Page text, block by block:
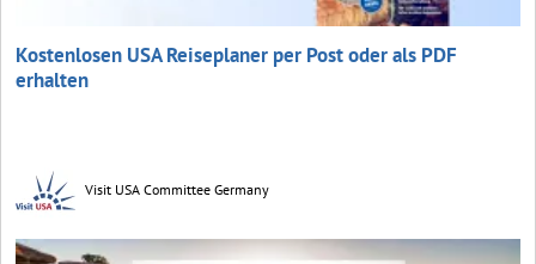
Kostenlosen USA Reiseplaner per Post oder als PDF
erhalten
Visit USA Committee Germany